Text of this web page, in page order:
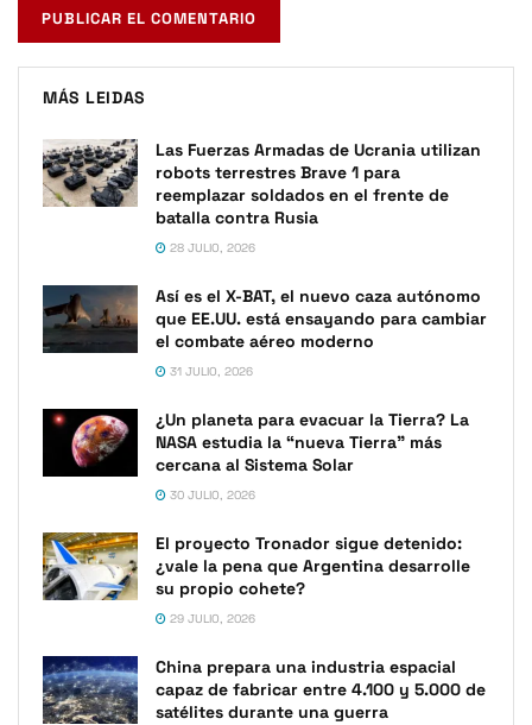
MÁS LEIDAS
Las Fuerzas Armadas de Ucrania utilizan
robots terrestres Brave 1 para
reemplazar soldados en el frente de
batalla contra Rusia
28 JULIO, 2026
Así es el X-BAT, el nuevo caza autónomo
que EE.UU. está ensayando para cambiar
el combate aéreo moderno
31 JULIO, 2026
¿Un planeta para evacuar la Tierra? La
NASA estudia la “nueva Tierra” más
cercana al Sistema Solar
30 JULIO, 2026
El proyecto Tronador sigue detenido:
¿vale la pena que Argentina desarrolle
su propio cohete?
29 JULIO, 2026
China prepara una industria espacial
capaz de fabricar entre 4.100 y 5.000 de
satélites durante una guerra